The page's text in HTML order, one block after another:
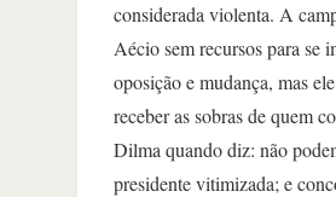
considerada violenta. A
Aécio sem recursos para se
oposição e mudança, mas
receber as sobras de quem
Dilma quando diz: não
presidente vitimizada; e